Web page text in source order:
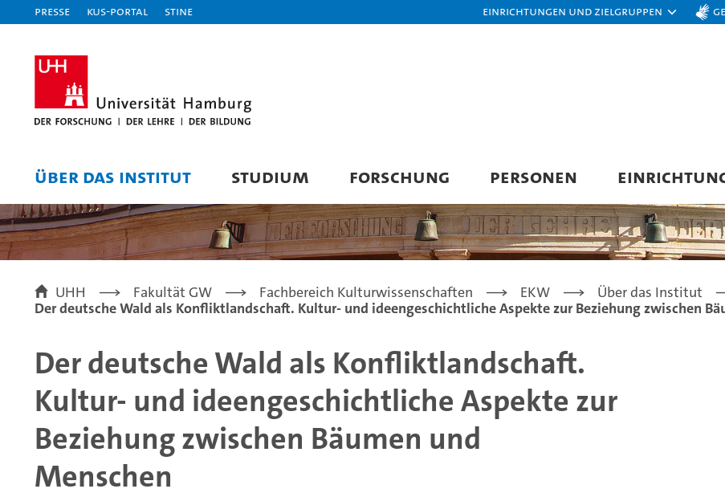
Presse KUS-Portal STiNE Einrichtungen und Zielgruppen
ÜBER DAS INSTITUT STUDIUM FORSCHUNG PERSONEN
UHH Fakultät GW Fachbereich Kulturwissenschaften EKW Über das Institut
Der deutsche Wald als Konfliktlandschaft. Kultur- und ideengeschichtliche Aspekte zur Beziehung zwischen
Der deutsche Wald als Konfliktlandschaft.
Kultur- und ideengeschichtliche Aspekte zur
Beziehung zwischen Bäumen und
Menschen